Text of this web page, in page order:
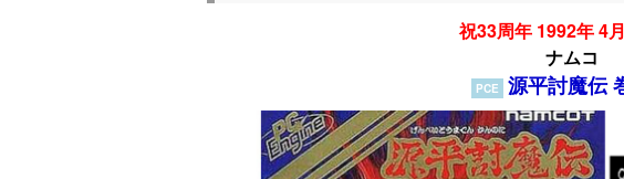
祝33周年 1992年 4
ナムコ
PCE 源平討魔伝